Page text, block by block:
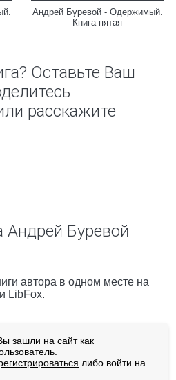
Андрей Буревой - Одержимый.
Книга пятая
Оставьте Ваш
расскажите
Андрей Буревой
автора в одном месте на
LibFox.
зашли на сайт как
либо войти на